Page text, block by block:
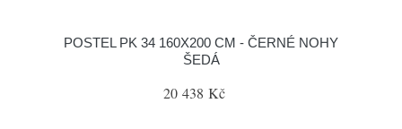
POSTEL PK 34 160X200 CM - ČERNÉ NOHY
ŠEDÁ
20 438 Kč